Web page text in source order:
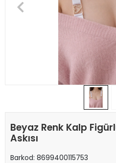
Beyaz Renk Kalp
Askısı
Barkod: 8699400115753